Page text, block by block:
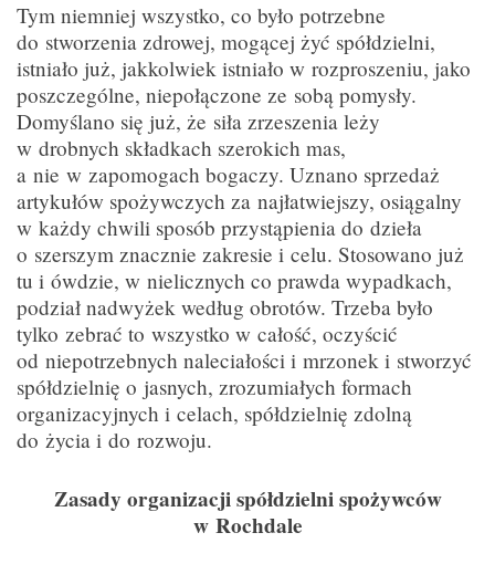
Tym niemniej wszystko, co było potrzebne
do stworzenia zdrowej, mogącej żyć spółdzielni,
istniało już, jakkolwiek istniało w rozproszeniu, jako
poszczególne, niepołączone ze sobą pomysły.
Domyślano się już, że siła zrzeszenia leży
w drobnych składkach szerokich mas,
a nie w zapomogach bogaczy. Uznano sprzedaż
artykułów spożywczych za najłatwiejszy, osiągalny
w każdy chwili sposób przystąpienia do dzieła
o szerszym znacznie zakresie i celu. Stosowano już
tu i ówdzie, w nielicznych co prawda wypadkach,
podział nadwyżek według obrotów. Trzeba było
tylko zebrać to wszystko w całość, oczyścić
od niepotrzebnych naleciałości i mrzonek i stworzyć
spółdzielnię o jasnych, zrozumiałych formach
organizacyjnych i celach, spółdzielnię zdolną
do życia i do rozwoju.
Zasady organizacji spółdzielni spożywców
w Rochdale